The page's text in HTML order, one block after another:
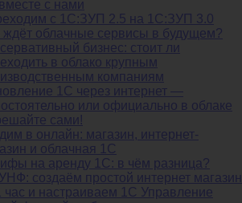
с нами
с 1С:ЗУП 2.5 на 1С:ЗУП 3.0
ждёт облачные сервисы в будущем?
бизнес: стоит ли
в облако крупным
компаниям
1С через интернет —
или официально в облаке
сами!
в онлайн: магазин, интернет-
и облачная 1С
на аренду 1С: в чём разница?
создаём простой интернет магазин
час и настраиваем 1С Управление